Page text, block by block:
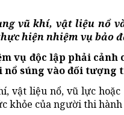
vũ khí, vật liệu nổ
hiện nhiệm vụ bảo
vụ độc lập phải cảnh
súng vào đối tượng
vật liệu nổ, vũ lực
khỏe của người thi